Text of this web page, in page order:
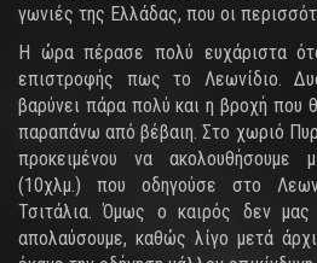
γωνιές της Ελλάδας, που οι
Η ώρα πέρασε πολύ ευχάριστα
επιστροφής πως το Λεωνίδιο.
βαρύνει πάρα πολύ και η βροχή που
παραπάνω από βέβαιη. Στο χωριό
προκειμένου να ακολουθήσουμε
(10χλμ.) που οδηγούσε στο
Τσιτάλια. Όμως ο καιρός δεν
απολαύσουμε, καθώς λίγο μετά